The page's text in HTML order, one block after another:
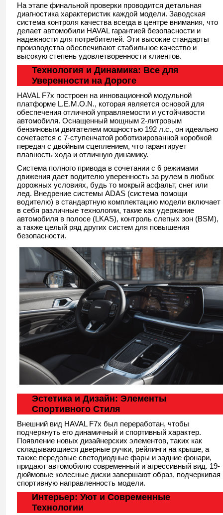
На этапе финальной проверки проводится детальная
диагностика характеристик каждой модели. Заводская
система контроля качества всегда в центре внимания, что
делает автомобили HAVAL гарантией безопасности и
надежности для потребителей. Эти высокие стандарты
производства обеспечивают стабильное качество и
высокую степень удовлетворенности клиентов.
Технология и Динамика: Все для
Уверенности на Дороге
HAVAL F7x построен на инновационной модульной
платформе L.E.M.O.N., которая является основой для
обеспечения отличной управляемости и устойчивости
автомобиля. Оснащенный мощным 2-литровым
бензиновым двигателем мощностью 192 л.с., он идеально
сочетается с 7-ступенчатой роботизированной коробкой
передач с двойным сцеплением, что гарантирует
плавность хода и отличную динамику.
Система полного привода в сочетании с 6 режимами
движения дает водителю уверенность за рулем в любых
дорожных условиях, будь то мокрый асфальт, снег или
лед. Внедрение системы ADAS (система помощи
водителю) в стандартную комплектацию модели включает
в себя различные технологии, такие как удержание
автомобиля в полосе (LKAS), контроль слепых зон (BSM),
а также целый ряд других систем для повышения
безопасности.
Эстетика и Дизайн: Элементы
Спортивного Стиля
Внешний вид HAVAL F7x был переработан, чтобы
подчеркнуть его динамичный и спортивный характер.
Появление новых дизайнерских элементов, таких как
складывающиеся дверные ручки, рейлинги на крыше, а
также передовые светодиодные фары и задние фонари,
придают автомобилю современный и агрессивный вид. 19-
дюймовые колесные диски завершают образ, подчеркивая
спортивную направленность модели.
Интерьер: Уют и Современные
Технологии